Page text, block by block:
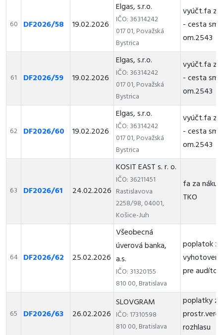
60 DF2026/58 19.02.2026
Elgas, s.r.o.
IČO: 36314242
017 01, Považská
Bystrica
vyúčt.fa
- cesta
om.2543
61 DF2026/59 19.02.2026
Elgas, s.r.o.
IČO: 36314242
017 01, Považská
Bystrica
vyúčt.fa
- cesta
om.2543
62 DF2026/60 19.02.2026
Elgas, s.r.o.
IČO: 36314242
017 01, Považská
Bystrica
vyúčt.fa
- cesta
om.2543
63 DF2026/61 24.02.2026
KOSIT EAST s. r. o.
IČO: 36211451
Rastislavova
2258/98, 04001,
Košice-Juh
fa za
TKO
64 DF2026/62 25.02.2026
Všeobecná
úverová banka,
a.s.
IČO: 31320155
810 00, Bratislava
poplatok
pre
65 DF2026/63 26.02.2026
SLOVGRAM
IČO: 17310598
810 00, Bratislava
poplatky
rozhlasu